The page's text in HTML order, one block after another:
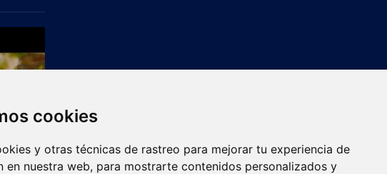
cookies
y otras técnicas de rastreo para mejorar tu experiencia de
en nuestra web, para mostrarte contenidos personalizados y